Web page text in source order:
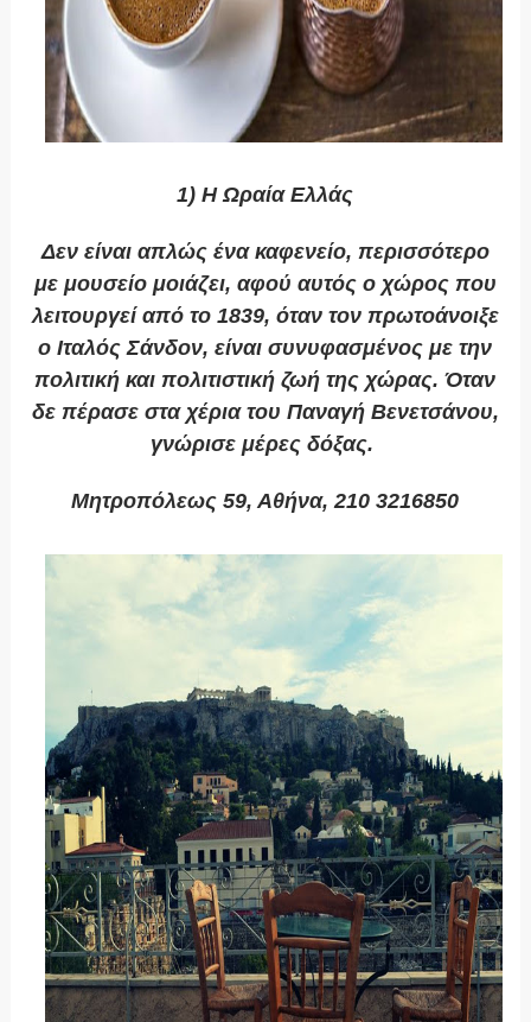
1) Η Ωραία Ελλάς
Δεν είναι απλώς ένα καφενείο, περισσότερο
με μουσείο μοιάζει, αφού αυτός ο χώρος που
λειτουργεί από το 1839, όταν τον πρωτοάνοιξε
ο Ιταλός Σάνδον, είναι συνυφασμένος με την
πολιτική και πολιτιστική ζωή της χώρας. Όταν
δε πέρασε στα χέρια του Παναγή Βενετσάνου,
γνώρισε μέρες δόξας.
Μητροπόλεως 59, Αθήνα, 210 3216850